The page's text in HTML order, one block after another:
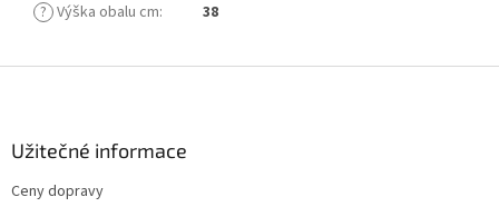
? Výška obalu cm: 38
Užitečné informace
Ceny dopravy